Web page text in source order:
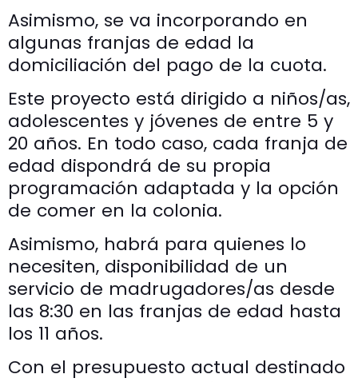
Asimismo, se va incorporando en
algunas franjas de edad la
domiciliación del pago de la cuota.
Este proyecto está dirigido a niños/as,
adolescentes y jóvenes de entre 5 y
20 años. En todo caso, cada franja de
edad dispondrá de su propia
programación adaptada y la opción
de comer en la colonia.
Asimismo, habrá para quienes lo
necesiten, disponibilidad de un
servicio de madrugadores/as desde
las 8:30 en las franjas de edad hasta
los 11 años.
Con el presupuesto actual destinado